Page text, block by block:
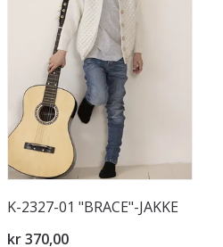
K-2327-01 "BRACE"-JAKKE
kr 370,00